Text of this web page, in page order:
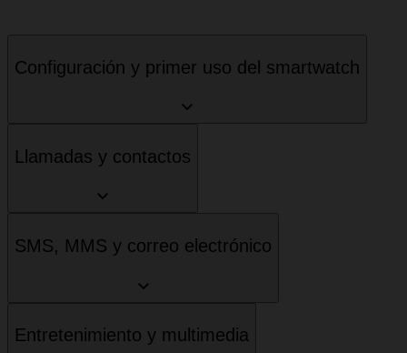
Configuración y primer uso del smartwatch
Llamadas y contactos
SMS, MMS y correo electrónico
Entretenimiento y multimedia